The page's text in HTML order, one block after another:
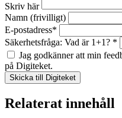
Skriv här
Namn (frivilligt)
E-postadress*
Säkerhetsfråga: Vad är 1+1? *
Jag godkänner att min
på Digiteket.
Relaterat innehåll